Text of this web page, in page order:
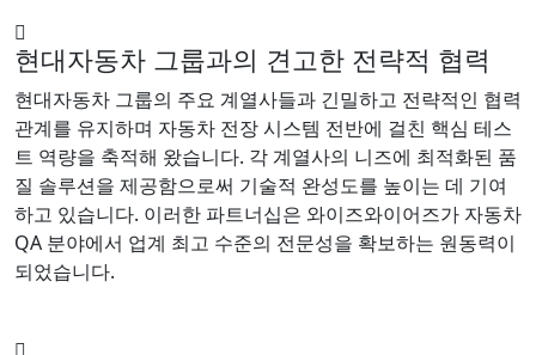
현대자동차 그룹과의 견고한 전략적 협력
현대자동차 그룹의 주요 계열사들과 긴밀하고 전략적인 협력
관계를 유지하며 자동차 전장 시스템 전반에 걸친 핵심 테스
트 역량을 축적해 왔습니다. 각 계열사의 니즈에 최적화된 품
질 솔루션을 제공함으로써 기술적 완성도를 높이는 데 기여
하고 있습니다. 이러한 파트너십은 와이즈와이어즈가 자동차
QA 분야에서 업계 최고 수준의 전문성을 확보하는 원동력이
되었습니다.